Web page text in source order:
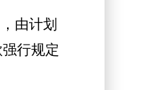
由计划
行规定